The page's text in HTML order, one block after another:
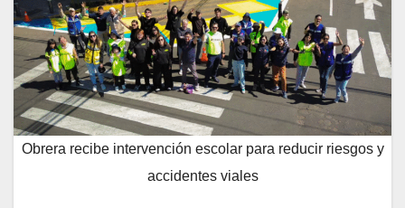
Obrera recibe intervención escolar para reducir riesgos y
accidentes viales